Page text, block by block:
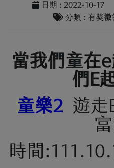
日期 : 2022-10-17
分類 : 有獎徵
當我們童在
們E
童樂2 遊走
時間